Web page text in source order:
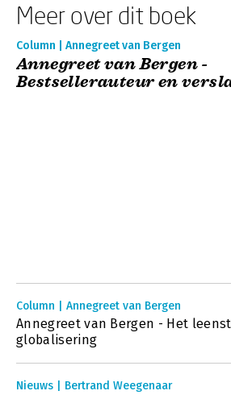
Meer over dit boek
Column | Annegreet van Bergen
Annegreet van Bergen -
Bestsellerauteur en
Column | Annegreet van Bergen
Annegreet van Bergen - Het
globalisering
Nieuws | Bertrand Weegenaar